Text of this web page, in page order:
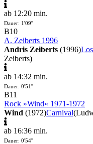
ab 12:20 min.
Dauer: 1'09''
B10
A. Zeiberts 1996
Andris Zeiberts (1996)
Zeiberts)
ab 14:32 min.
Dauer: 0'51''
B11
Rock »Wind« 1971-1972
Wind (1972)Carnival
ab 16:36 min.
Dauer: 0'54''